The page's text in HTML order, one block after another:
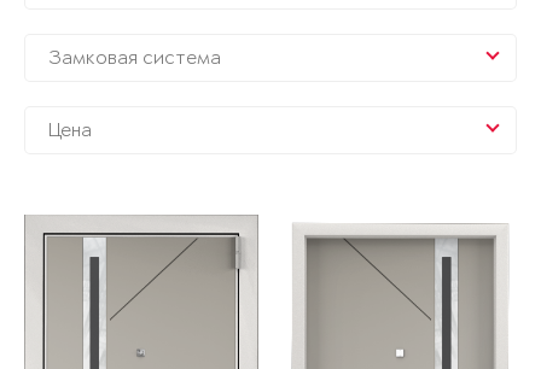
Замковая система
Цена